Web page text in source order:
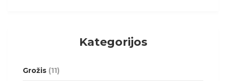
Kategorijos
Grožis (11)